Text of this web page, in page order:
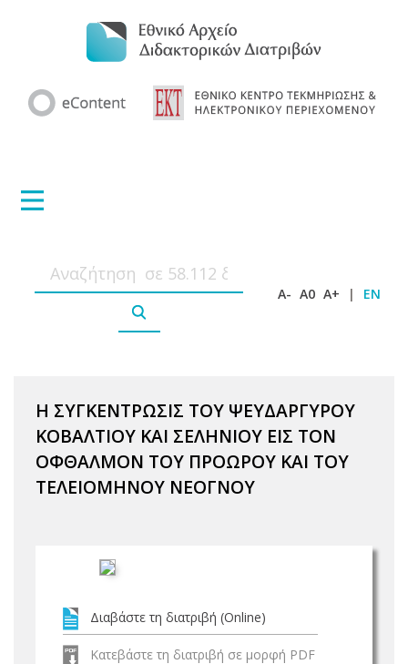
A- A0 A+ | EN
Η ΣΥΓΚΕΝΤΡΩΣΙΣ ΤΟΥ ΨΕΥΔΑΡΓΥΡΟΥ
ΚΟΒΑΛΤΙΟΥ ΚΑΙ ΣΕΛΗΝΙΟΥ ΕΙΣ ΤΟΝ
ΟΦΘΑΛΜΟΝ ΤΟΥ ΠΡΟΩΡΟΥ ΚΑΙ ΤΟΥ
ΤΕΛΕΙΟΜΗΝΟΥ ΝΕΟΓΝΟΥ
Διαβάστε τη διατριβή (Online)
Κατεβάστε τη διατριβή σε μορφή PDF